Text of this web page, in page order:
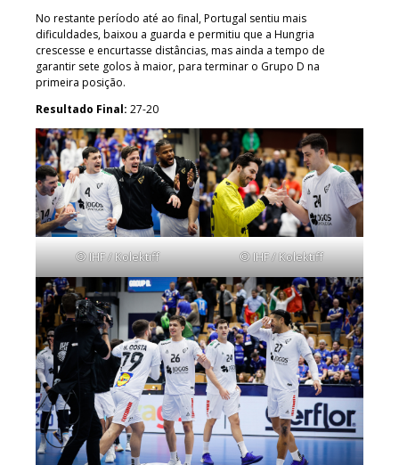
No restante período até ao final, Portugal sentiu mais
dificuldades, baixou a guarda e permitiu que a Hungria
crescesse e encurtasse distâncias, mas ainda a tempo de
garantir sete golos à maior, para terminar o Grupo D na
primeira posição.
Resultado Final: 27-20
© IHF / Kolektiff © IHF / Kolektiff